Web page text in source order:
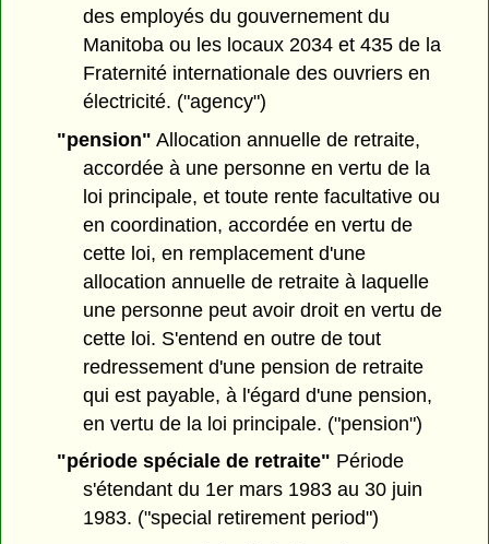
des employés du gouvernement du
Manitoba ou les locaux 2034 et 435 de la
Fraternité internationale des ouvriers en
électricité. ("agency")
"pension" Allocation annuelle de retraite,
accordée à une personne en vertu de la
loi principale, et toute rente facultative ou
en coordination, accordée en vertu de
cette loi, en remplacement d'une
allocation annuelle de retraite à laquelle
une personne peut avoir droit en vertu de
cette loi. S'entend en outre de tout
redressement d'une pension de retraite
qui est payable, à l'égard d'une pension,
en vertu de la loi principale. ("pension")
"période spéciale de retraite" Période
s'étendant du 1er mars 1983 au 30 juin
1983. ("special retirement period")